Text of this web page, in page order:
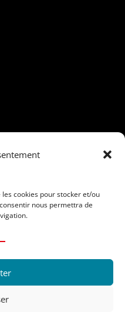
cookies pour stocker et/ou
nous permettra de